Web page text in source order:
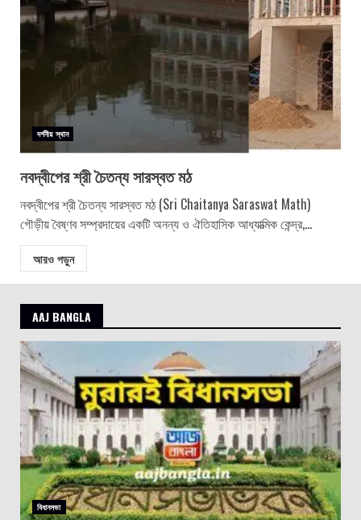
দর্শনীয় স্থান
নবদ্বীপের শ্রী চৈতন্য সারস্বত মঠ
নবদ্বীপের শ্রী চৈতন্য সারস্বত মঠ (Sri Chaitanya Saraswat Math)
গৌড়ীয় বৈষ্ণব সম্প্রদায়ের একটি অনন্য ও ঐতিহাসিক আধ্যাত্মিক কেন্দ্র,...
আরও পড়ুন
AAJ BANGLA
বিধানসভা